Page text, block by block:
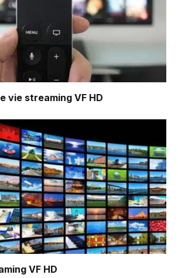
vie streaming VF HD
VF HD